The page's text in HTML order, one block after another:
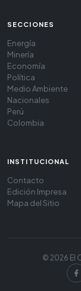
SECCIONES
Energía
Minería
Economía
Política
Medio Ambiente
Nacionales
Perú
Colombia
INSTITUCIONAL
Contacto
Edición Impresa
Mapa del Sitio
© 2026 El